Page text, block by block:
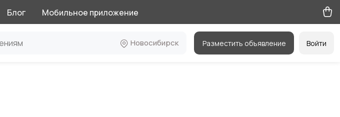
Блог Мобильное приложение
Новосибирск Разместить объявление Войти